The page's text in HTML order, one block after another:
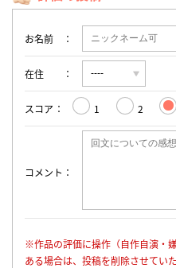
お名前
在住
スコア 1 2
コメント
※作品の評価に操作（自作自演・
ある場合は、投稿を削除させてい